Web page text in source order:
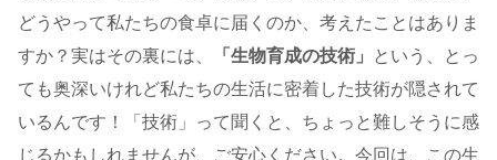
どうやって私たちの食卓に届くのか、考えたことはありま
すか？実はその裏には、
「生物育成の技術」
という、とっ
ても奥深いけれど私たちの生活に密着した技術が隠されて
いるんです！「技術」って聞くと、ちょっと難しそうに感
じるかもしれませんが、ご安心ください。今回は、この生